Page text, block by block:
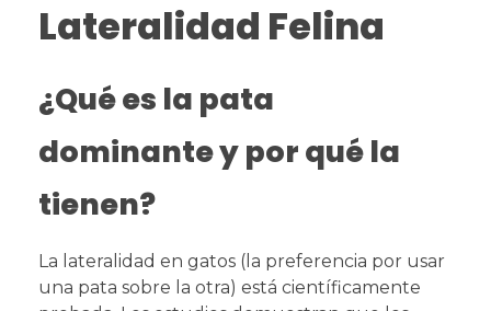
Lateralidad Felina
¿Qué es la pata
dominante y por qué la
tienen?
La lateralidad en gatos (la preferencia por usar
una pata sobre la otra) está científicamente